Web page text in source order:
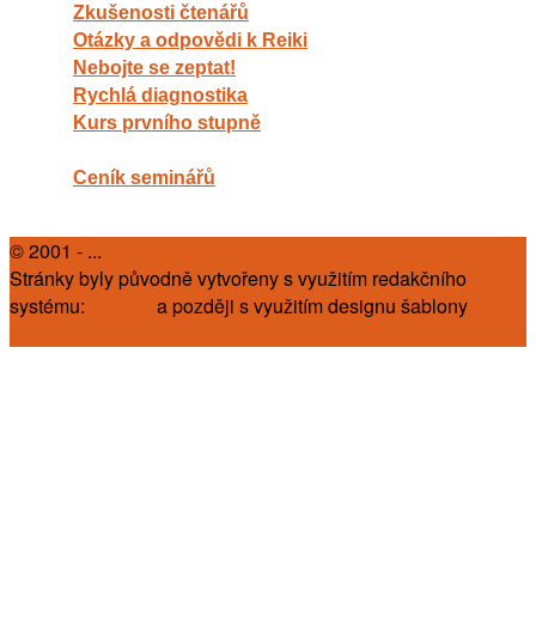
Zkušenosti čtenářů
Otázky a odpovědi k Reiki
Nebojte se zeptat!
Rychlá diagnostika
Kurs prvního stupně
Ceník seminářů
© 2001 - ...
Stránky byly původně vytvořeny s využitím redakčního
systému:
a později s využitím designu šablony